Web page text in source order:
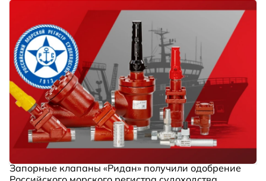
Запорные клапаны «Ридан» получили одобрение